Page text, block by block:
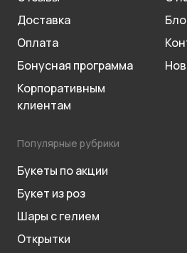
Доставка
Оплата
Бонусная программа
Корпоративным
клиентам
Популярные рубрики
Букеты по акции
Букет из роз
Шары с гелием
Открытки